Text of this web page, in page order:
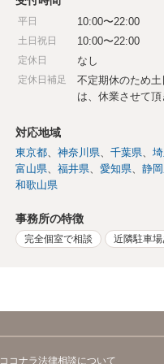
平日 10:00〜22:00
土日祝日 10:00〜22:00
定休日 なし
定休日補足
不定期休のため
は、休業させて頂
対応地域
東京都 神奈川県 千葉県
富山県
福井県 愛知県 静
和歌山県
事務所の特徴
完全個室で相談 近隣駐車場
ココナラ法律相談について